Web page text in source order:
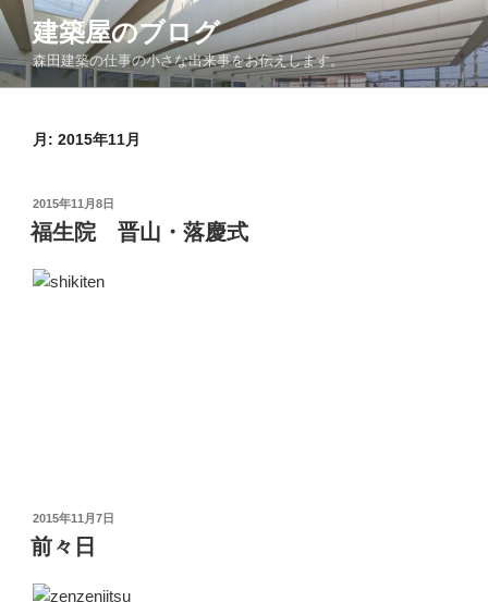
コ
ン
テ
ン
建築屋のブログ
森田建築の仕事の小さな出来事をお伝えします。
月: 2015年11月
投
稿
日:
2015年11月8日
福生院 晋山・落慶式
投
稿
日:
2015年11月7日
前々日